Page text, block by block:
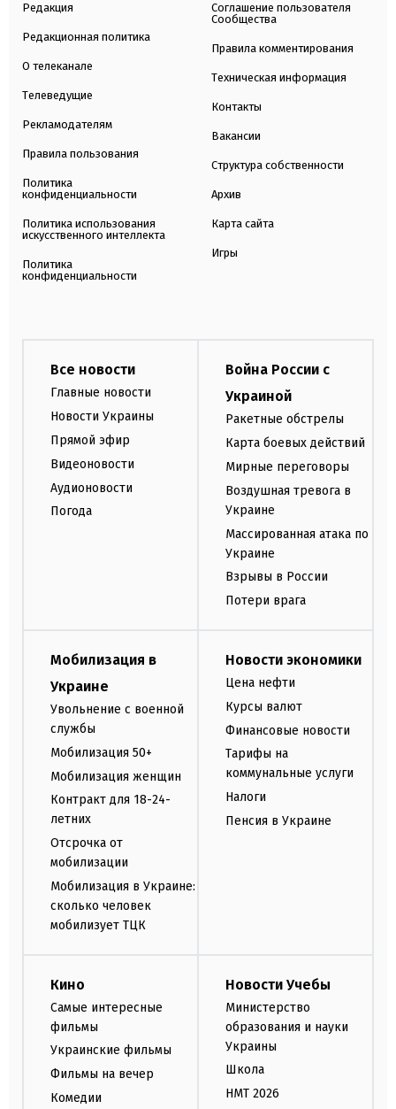
Редакция
Редакционная политика
О телеканале
Телеведущие
Рекламодателям
Правила пользования
Политика
конфиденциальности
Политика использования
искусственного интеллекта
Политика
конфиденциальности
Соглашение пользователя
Сообщества
Правила комментирования
Техническая информация
Контакты
Вакансии
Структура собственности
Архив
Карта сайта
Игры
Все новости
Главные новости
Новости Украины
Прямой эфир
Видеоновости
Аудионовости
Погода
Война России с
Украиной
Ракетные обстрелы
Карта боевых действий
Мирные переговоры
Воздушная тревога в
Украине
Массированная атака по
Украине
Взрывы в России
Потери врага
Мобилизация в
Украине
Увольнение с военной
службы
Мобилизация 50+
Мобилизация женщин
Контракт для 18-24-
летних
Отсрочка от
мобилизации
Мобилизация в Украине:
сколько человек
мобилизует ТЦК
Новости экономики
Цена нефти
Курсы валют
Финансовые новости
Тарифы на
коммунальные услуги
Налоги
Пенсия в Украине
Кино
Самые интересные
фильмы
Украинские фильмы
Фильмы на вечер
Комедии
Новости Учебы
Министерство
образования и науки
Украины
Школа
НМТ 2026